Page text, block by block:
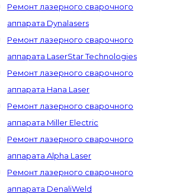
Ремонт лазерного сварочного
аппарата Dynalasers
Ремонт лазерного сварочного
аппарата LaserStar Technologies
Ремонт лазерного сварочного
аппарата Hana Laser
Ремонт лазерного сварочного
аппарата Miller Electric
Ремонт лазерного сварочного
аппарата Alpha Laser
Ремонт лазерного сварочного
аппарата DenaliWeld